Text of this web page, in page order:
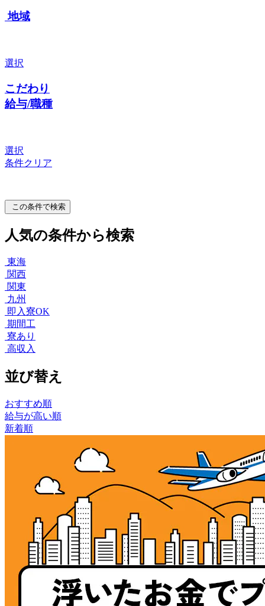
地域
選択
こだわり
給与/職種
選択
条件クリア
この条件で検索
人気の条件から検索
東海
関西
関東
九州
即入寮OK
期間工
寮あり
高収入
並び替え
おすすめ順
給与が高い順
新着順